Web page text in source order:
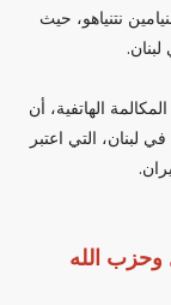
نتنياهو، حيث
الهاتفية، أن
لبنان، التي اعتبر
وحزب الله